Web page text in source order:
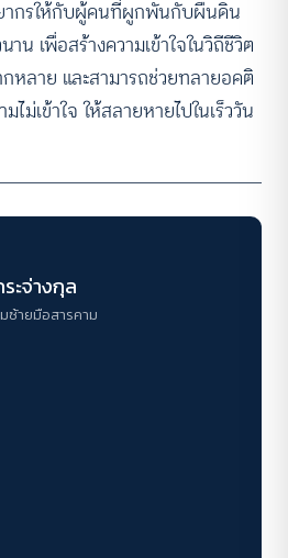
ากรให้กับผู้คนที่ผูกพันกับผืนดิน
น เพื่อสร้างความเข้าใจในวิถีชีวิต
ลาย และสามารถช่วยทลายอคติ
ม่เข้าใจ ให้สลายหายไปในเร็ววัน
ะจ่างกุล
ซ้ายมือสารคาม